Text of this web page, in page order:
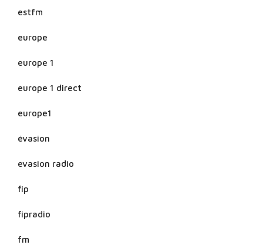
estfm
europe
europe 1
europe 1 direct
europe1
évasion
evasion radio
fip
fipradio
fm